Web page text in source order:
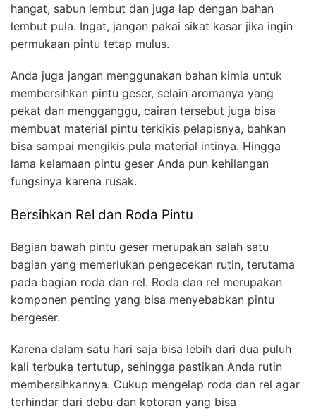
hangat, sabun lembut dan juga lap dengan bahan
lembut pula. Ingat, jangan pakai sikat kasar jika ingin
permukaan pintu tetap mulus.
Anda juga jangan menggunakan bahan kimia untuk
membersihkan pintu geser, selain aromanya yang
pekat dan mengganggu, cairan tersebut juga bisa
membuat material pintu terkikis pelapisnya, bahkan
bisa sampai mengikis pula material intinya. Hingga
lama kelamaan pintu geser Anda pun kehilangan
fungsinya karena rusak.
Bersihkan Rel dan Roda Pintu
Bagian bawah pintu geser merupakan salah satu
bagian yang memerlukan pengecekan rutin, terutama
pada bagian roda dan rel. Roda dan rel merupakan
komponen penting yang bisa menyebabkan pintu
bergeser.
Karena dalam satu hari saja bisa lebih dari dua puluh
kali terbuka tertutup, sehingga pastikan Anda rutin
membersihkannya. Cukup mengelap roda dan rel agar
terhindar dari debu dan kotoran yang bisa